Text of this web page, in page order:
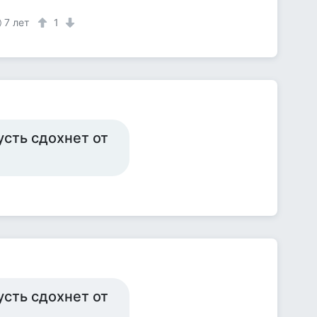
7 лет 1
сдохнет от
сдохнет от